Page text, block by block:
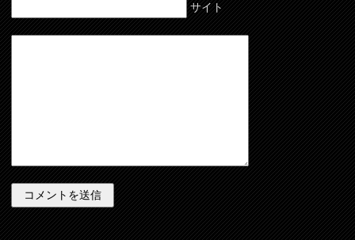
サイト